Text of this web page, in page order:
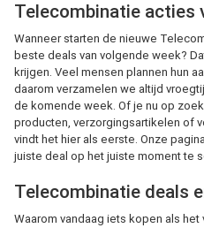
Telecombinatie acties
Wanneer starten de nieuwe
beste deals van volgende week?
krijgen. Veel mensen plannen hun
daarom verzamelen we altijd
de komende week. Of je nu op
producten, verzorgingsartikelen of
vindt het hier als eerste. Onze
juiste deal op het juiste moment te
Telecombinatie deals
Waarom vandaag iets kopen als